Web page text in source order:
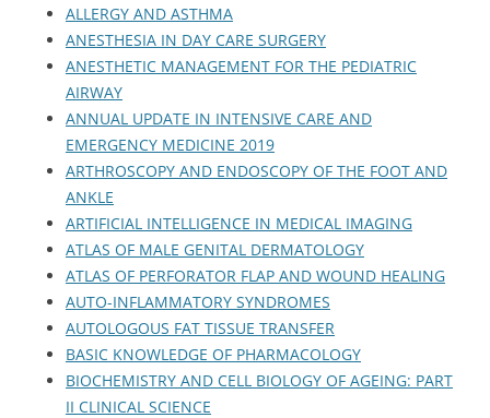
ALLERGY AND ASTHMA
ANESTHESIA IN DAY CARE SURGERY
ANESTHETIC MANAGEMENT FOR THE PEDIATRIC
AIRWAY
ANNUAL UPDATE IN INTENSIVE CARE AND
EMERGENCY MEDICINE 2019
ARTHROSCOPY AND ENDOSCOPY OF THE FOOT AND
ANKLE
ARTIFICIAL INTELLIGENCE IN MEDICAL IMAGING
ATLAS OF MALE GENITAL DERMATOLOGY
ATLAS OF PERFORATOR FLAP AND WOUND HEALING
AUTO-INFLAMMATORY SYNDROMES
AUTOLOGOUS FAT TISSUE TRANSFER
BASIC KNOWLEDGE OF PHARMACOLOGY
BIOCHEMISTRY AND CELL BIOLOGY OF AGEING: PART
II CLINICAL SCIENCE